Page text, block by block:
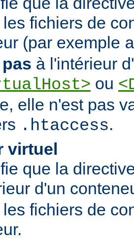
fichiers de
(par exemple
pas à l'intérieur
ou
elle n'est pas
.htaccess.
virtuel
que la
d'un
fichiers de